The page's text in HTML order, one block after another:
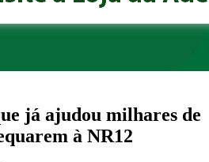
já ajudou milhares de
à NR12